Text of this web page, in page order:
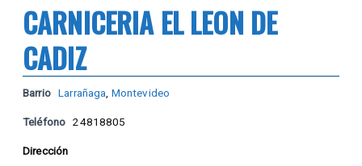
CARNICERIA EL LEON DE
CADIZ
Barrio Larrañaga Montevideo
Teléfono 24818805
Dirección